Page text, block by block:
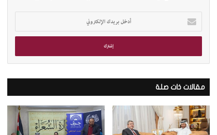
خ
ب
ي
د
ك
ا
ل
إ
مقالات ذات صلة